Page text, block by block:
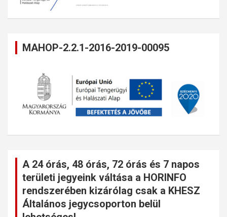
MAHOP-2.2.1-2016-2019-00095
A 24 órás, 48 órás, 72 órás és 7 napos
területi jegyeink váltása a HORINFO
rendszerében kizárólag csak a KHESZ
Általános jegycsoporton belül